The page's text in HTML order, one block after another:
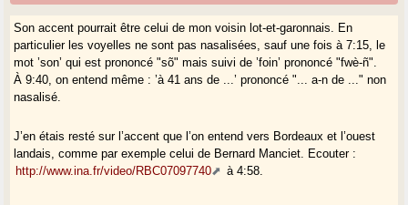
Son accent pourrait être celui de mon voisin lot-et-garonnais. En
particulier les voyelles ne sont pas nasalisées, sauf une fois à 7:15, le
mot ’son’ qui est prononcé "sõ" mais suivi de ’foin’ prononcé "fwè-ñ".
À 9:40, on entend même : ’à 41 ans de ...’ prononcé "... a-n de ..." non
nasalisé.
J’en étais resté sur l’accent que l’on entend vers Bordeaux et l’ouest
landais, comme par exemple celui de Bernard Manciet. Ecouter :
http://www.ina.fr/video/RBC07097740
à 4:58.